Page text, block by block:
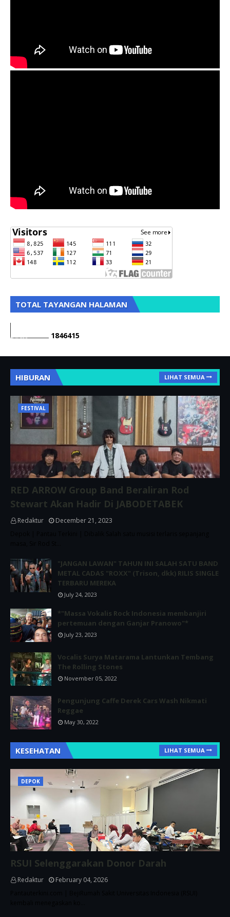
TOTAL TAYANGAN HALAMAN
1846415
HIBURAN LIHAT SEMUA
FESTIVAL
RED ARROW Group Band Beraliran Rod
Stewart Akan Hadir Di JABODETABEK
Redaktur
December 21, 2023
"JANGAN LAWAN" TAHUN INI SALAH SATU BAND
METAL CADAS "ROXX" (Trison, dkk) RILIS SINGLE
TERBARU MEREKA
July 24, 2023
*"Massa Vokalis Rock Indonesia membanjiri
pertemuan dengan Ganjar Pranowo"*
July 23, 2023
Vocalis Surya Matarama Lantunkan Tembang
The Rolling Stones
November 05, 2022
Pengunjung Caffe Derek Cars Wash Nikmati
Reggae
May 30, 2022
KESEHATAN LIHAT SEMUA
DEPOK
RSUI Selenggarakan Donor Darah
Redaktur
February 04, 2026